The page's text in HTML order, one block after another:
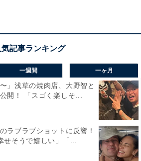
一週間 一ヶ月
」浅草の焼肉店、大野智と
開！ 「スゴく楽しそ...
ラブラブショットに反響！
せそうで嬉しい」「...